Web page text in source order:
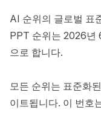
AI 순위의 글로벌 표
PPT 순위는 2026년
으로 합니다.
모든 순위는 표준화
이트됩니다. 이 번호